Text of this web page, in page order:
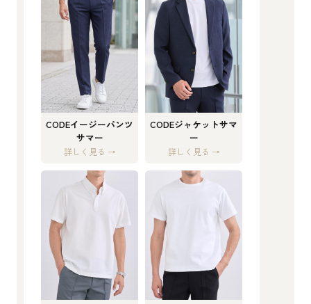
CODEイージーパンツ
サマー
詳しく見る →
CODEジャケットサマ
ー
詳しく見る →